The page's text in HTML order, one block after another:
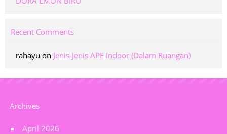
Recent Comments
rahayu on Jenis-Jenis APE Indoor (Dalam Ruangan)
Archives
April 2026